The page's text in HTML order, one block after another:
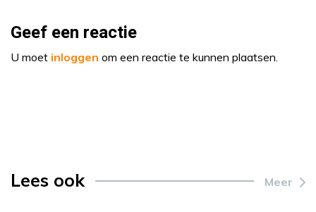
Geef een reactie
U moet inloggen om een reactie te kunnen plaatsen.
Lees ook Meer